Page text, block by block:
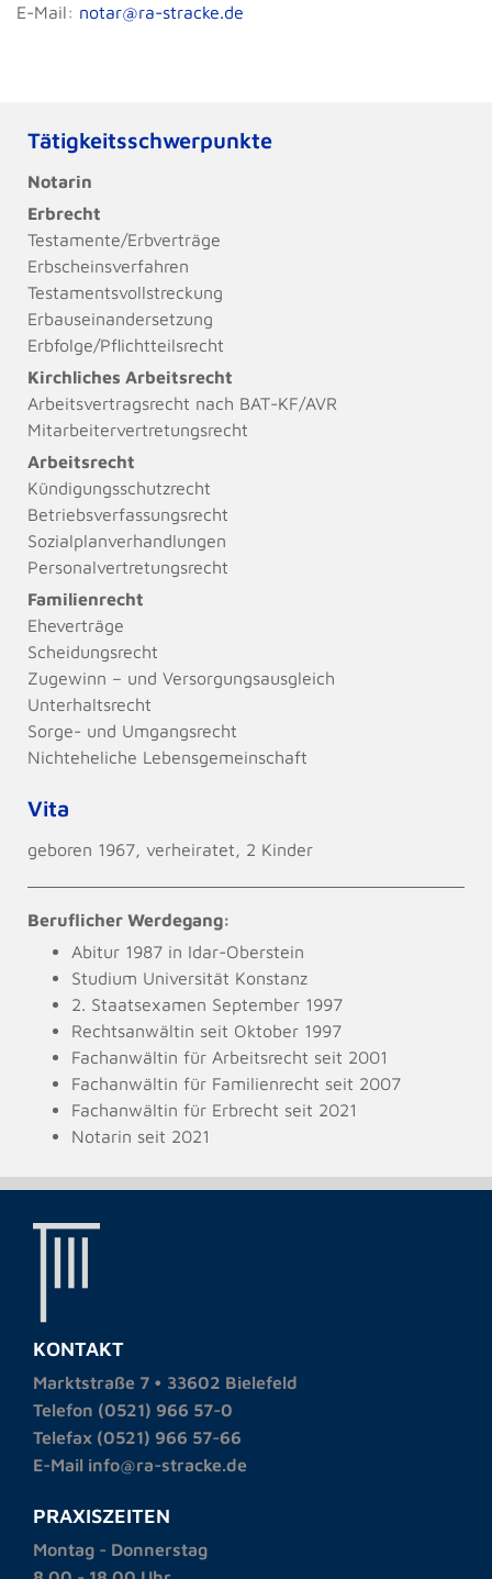
E-Mail: notar@ra-stracke.de
Tätigkeitsschwerpunkte
Notarin
Erbrecht
Testamente/Erbverträge
Erbscheinsverfahren
Testamentsvollstreckung
Erbauseinandersetzung
Erbfolge/Pflichtteilsrecht
Kirchliches Arbeitsrecht
Arbeitsvertragsrecht nach BAT-KF/AVR
Mitarbeitervertretungsrecht
Arbeitsrecht
Kündigungsschutzrecht
Betriebsverfassungsrecht
Sozialplanverhandlungen
Personalvertretungsrecht
Familienrecht
Eheverträge
Scheidungsrecht
Zugewinn – und Versorgungsausgleich
Unterhaltsrecht
Sorge- und Umgangsrecht
Nichteheliche Lebensgemeinschaft
Vita
geboren 1967, verheiratet, 2 Kinder
Beruflicher Werdegang:
Abitur 1987 in Idar-Oberstein
Studium Universität Konstanz
2. Staatsexamen September 1997
Rechtsanwältin seit Oktober 1997
Fachanwältin für Arbeitsrecht seit 2001
Fachanwältin für Familienrecht seit 2007
Fachanwältin für Erbrecht seit 2021
Notarin seit 2021
KONTAKT
Marktstraße 7 • 33602 Bielefeld
Telefon (0521) 966 57-0
Telefax (0521) 966 57-66
E-Mail info@ra-stracke.de
PRAXISZEITEN
Montag - Donnerstag